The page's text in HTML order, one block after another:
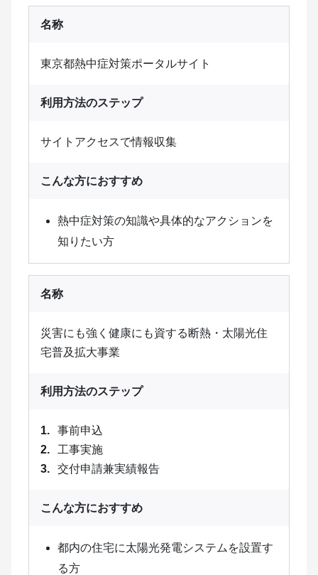
名称
東京都熱中症対策ポータルサイト
利用方法のステップ
サイトアクセスで情報収集
こんな方におすすめ
熱中症対策の知識や具体的なアクションを
知りたい方
名称
災害にも強く健康にも資する断熱・太陽光住
宅普及拡大事業
利用方法のステップ
事前申込
工事実施
交付申請兼実績報告
こんな方におすすめ
都内の住宅に太陽光発電システムを設置す
る方